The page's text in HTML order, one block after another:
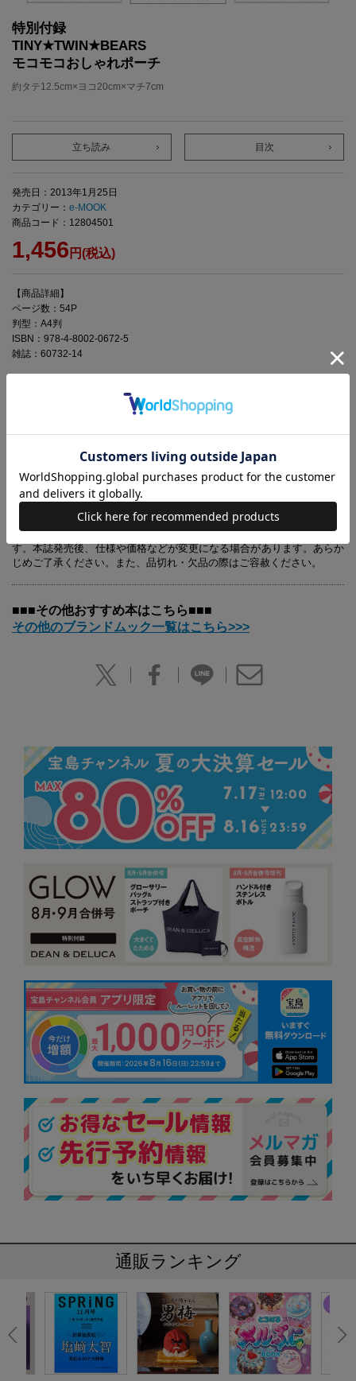
特別付録
TINY★TWIN★BEARS
モコモコおしゃれポーチ
約タテ12.5cm×ヨコ20cm×マチ7cm
立ち読み 目次
発売日：2013年1月25日
カテゴリー： e-MOOK
商品コード：12804501
1,456 円(税込)
【商品詳細】
ページ数：54P
判型：A4判
ISBN：978-4-8002-0672-5
雑誌：60732-14
ベストセラー絵本「くまのがっこう」シリーズで、ジャッキーのいもう
ク。2013年1月よりNHK･Eテレでアニメ化されたルルとロロを、詳しく
新作イラストを多数収録し、絵本ファンにもうれしい内容です。付録
は、ルル＆ロロの顔をアップリケしたポーチ（サイズ約：タテ12.5×ヨ
コ20×マチ7cm）。モコモコの手触りに癒されます！
※本誌掲載の情報は、2012年12月28日現在の編集部調べによるもので
す。本誌発売後、仕様や価格などが変更になる場合があります。あらか
じめご了承ください。また、品切れ・欠品の際はご容赦ください。
■■■その他おすすめ本はこちら■■■
その他のブランドムック一覧はこちら>>>
通販ランキング